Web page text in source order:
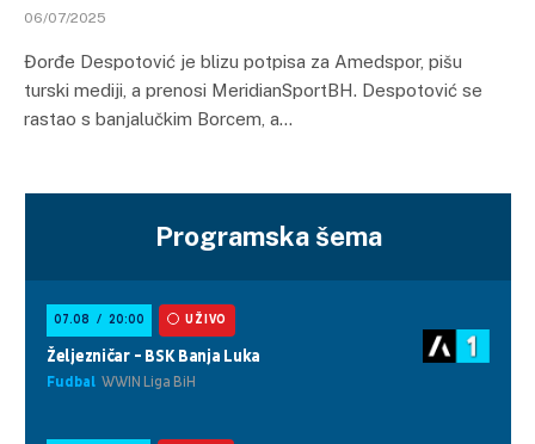
06/07/2025
Đorđe Despotović je blizu potpisa za Amedspor, pišu
turski mediji, a prenosi MeridianSportBH. Despotović se
rastao s banjalučkim Borcem, a…
Programska šema